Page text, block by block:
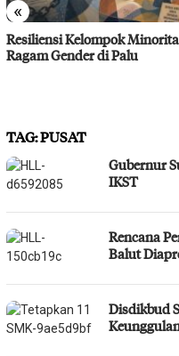
«
Resiliensi Kelompok
Ragam Gender di Palu
TAG:PUSAT
Gubernur
IKST
Rencana
Balut
Disdikbud